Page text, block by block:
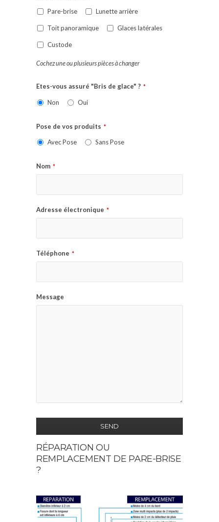
Pare-brise Lunette arrière
Toit panoramique Glaces latérales
Custode
Cochez une ou plusieurs pièces à changer
Etes-vous assuré "Bris de glace" ? *
Non Oui
Pose de vos produits *
Avec Pose Sans Pose
Nom *
Adresse électronique *
Téléphone *
Message
SEND
This
field
should
left
blank
RÉPARATION OU
REMPLACEMENT DE PARE-BRISE
?